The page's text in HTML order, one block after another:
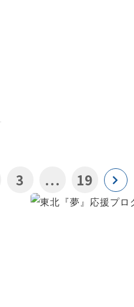
3 ... 19